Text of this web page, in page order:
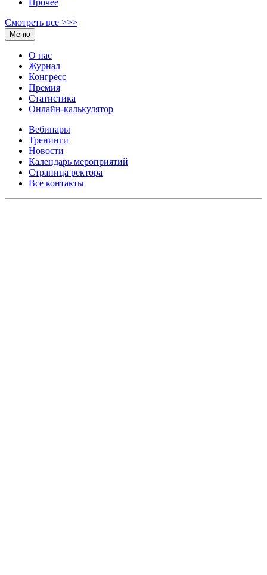
Смотреть все >>>
Меню
О нас
Журнал
Конгресс
Премия
Статистика
Онлайн-калькулятор
Вебинары
Тренинги
Новости
Календарь мероприятий
Страница ректора
Все контакты